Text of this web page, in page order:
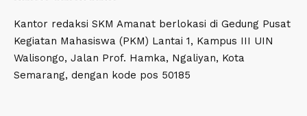
Kantor redaksi SKM Amanat berlokasi di Gedung Pusat
Kegiatan Mahasiswa (PKM) Lantai 1, Kampus III UIN
Walisongo, Jalan Prof. Hamka, Ngaliyan, Kota
Semarang, dengan kode pos 50185